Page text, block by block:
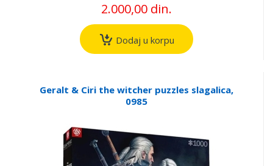
2.000,00 din.
Dodaj u korpu
Geralt & Ciri the witcher puzzles slagalica,
0985